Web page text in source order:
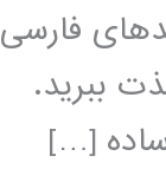
فارسی
ببرید.